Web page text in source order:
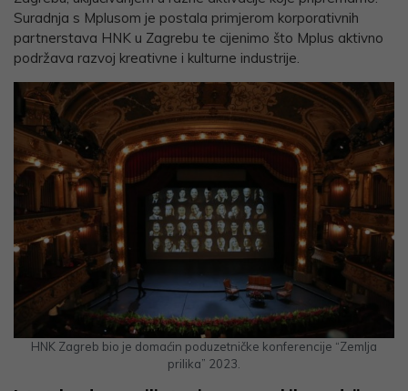
Suradnja s Mplusom je postala primjerom korporativnih
partnerstava HNK u Zagrebu te cijenimo što Mplus aktivno
podržava razvoj kreativne i kulturne industrije.
HNK Zagreb bio je domaćin poduzetničke konferencije “Zemlja
prilika” 2023.